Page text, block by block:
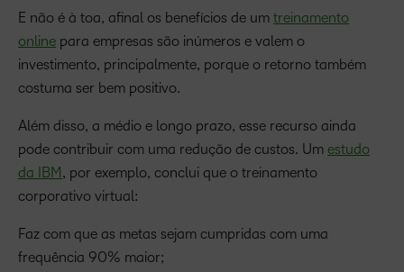
E não é à toa, afinal os benefícios de um treinamento
online para empresas são inúmeros e valem o
investimento, principalmente, porque o retorno também
costuma ser bem positivo.
Além disso, a médio e longo prazo, esse recurso ainda
pode contribuir com uma redução de custos. Um estudo
da IBM , por exemplo, conclui que o treinamento
corporativo virtual:
Faz com que as metas sejam cumpridas com uma
frequência 90% maior;